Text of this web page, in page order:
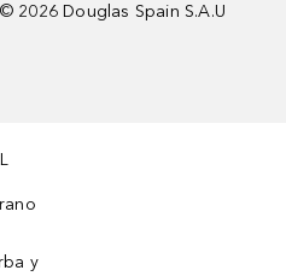
© 2026 Douglas Spain S.A.U
y